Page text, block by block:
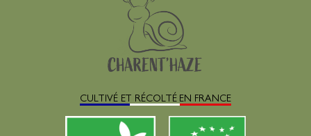
CULTIVÉ ET RÉCOLTÉ EN FRANCE